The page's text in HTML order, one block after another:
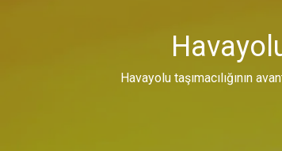
Havayolu taşımacılığının